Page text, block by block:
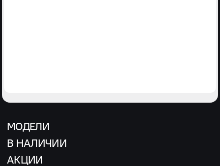
МОДЕЛИ
В НАЛИЧИИ
АКЦИИ